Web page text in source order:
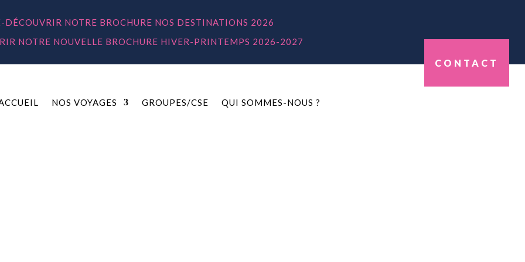
DÉCOUVRIR NOTRE BROCHURE NOS DESTINATIONS 2026
NOTRE NOUVELLE BROCHURE HIVER-PRINTEMPS 2026-2027
NOS VOYAGES GROUPES/CSE QUI SOMMES-NOUS ?
CONTACT